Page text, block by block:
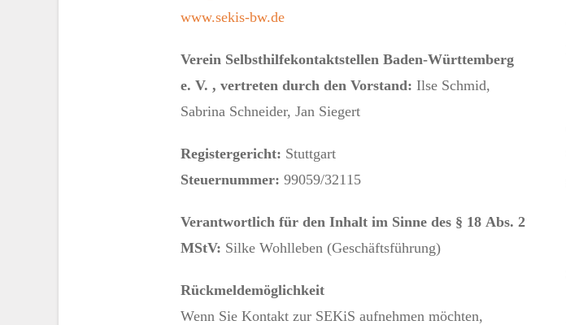
www.sekis-bw.de
Verein Selbsthilfekontaktstellen Baden-Württemberg
e. V. , vertreten durch den Vorstand: Ilse Schmid,
Sabrina Schneider, Jan Siegert
Registergericht: Stuttgart
Steuernummer: 99059/32115
Verantwortlich für den Inhalt im Sinne des § 18 Abs. 2
MStV: Silke Wohlleben (Geschäftsführung)
Rückmeldemöglichkeit
Wenn Sie Kontakt zur SEKiS aufnehmen möchten,